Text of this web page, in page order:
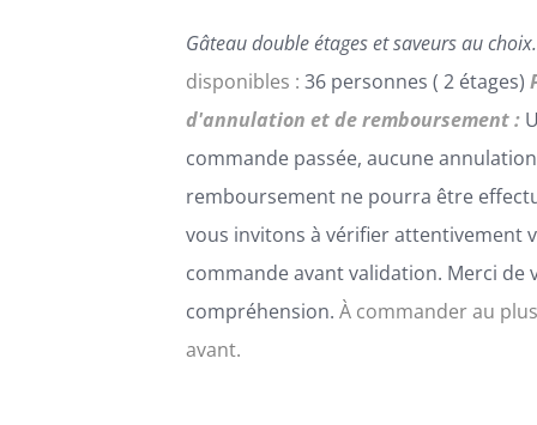
Gâteau double étages et saveurs au choix.
disponibles : 36 personnes ( 2 étages)
d'annulation et de remboursement :
commande passée, aucune
remboursement ne pourra être
vous invitons à vérifier attentivement
commande avant validation. Merci de
compréhension. À commander au
avant.